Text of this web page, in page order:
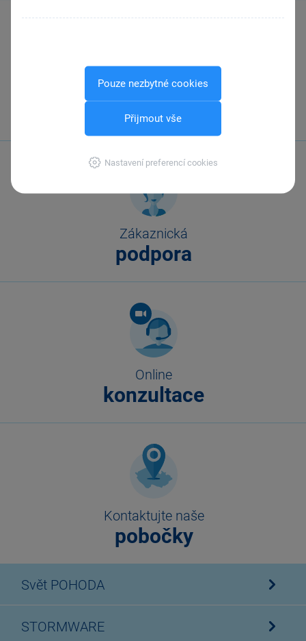
Pouze nezbytné cookies
Přijmout vše
Nastavení preferencí cookies
Zavolejte nám
567 112 611
Zákaznická
podpora
Online
konzultace
Kontaktujte naše
pobočky
Svět POHODA
STORMWARE